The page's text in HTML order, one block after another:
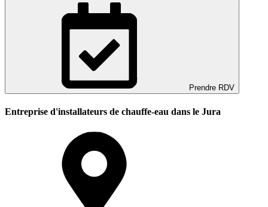
Prendre RDV
Entreprise d'installateurs de chauffe-eau dans le Jura